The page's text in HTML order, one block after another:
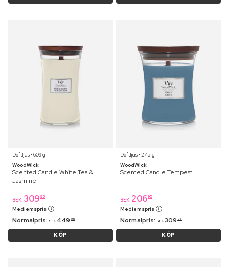
Doftljus ⋅ 609 g
WoodWick
Scented Candle White Tea &
Jasmine
SEK 309 95
Medlemspris
Normalpris: SEK 449 95
KÖP
Doftljus ⋅ 275 g
WoodWick
Scented Candle Tempest
SEK 20695
Medlemspris
Normalpris: SEK 309 95
KÖP